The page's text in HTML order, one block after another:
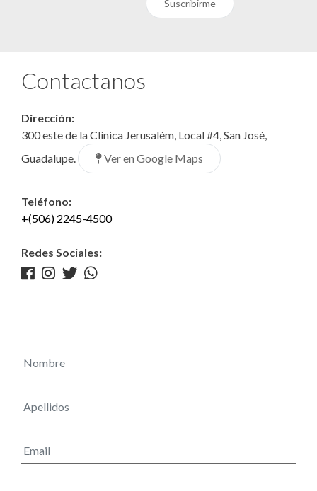
Suscribirme
Contactanos
Dirección:
300 este de la Clínica Jerusalém, Local #4, San José,
Guadalupe.
Ver en Google Maps
Teléfono:
+(506) 2245-4500
Redes Sociales: